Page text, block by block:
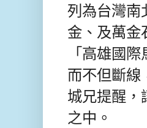
列為台灣南
金、及萬金
「高雄國
而不但斷線
城兄提醒，
之中。